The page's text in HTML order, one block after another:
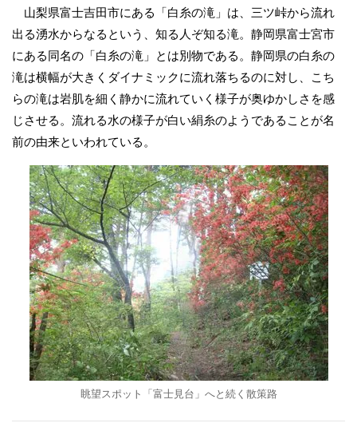
山梨県富士吉田市にある「白糸の滝」は、三ツ峠から流れ
出る湧水からなるという、知る人ぞ知る滝。静岡県富士宮市
にある同名の「白糸の滝」とは別物である。静岡県の白糸の
滝は横幅が大きくダイナミックに流れ落ちるのに対し、こち
らの滝は岩肌を細く静かに流れていく様子が奥ゆかしさを感
じさせる。流れる水の様子が白い絹糸のようであることが名
前の由来といわれている。
眺望スポット「富士見台」へと続く散策路